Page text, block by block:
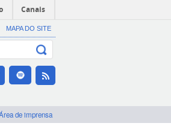
Canais
MAPA DO SITE
de imprensa